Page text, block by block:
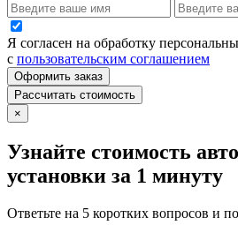
Я согласен на обработку
с пользовательским соглашением
Оформить заказ
Рассчитать стоимость
×
Узнайте стоимость
установки за 1 минуту
Ответьте на 5 коротких вопросов и